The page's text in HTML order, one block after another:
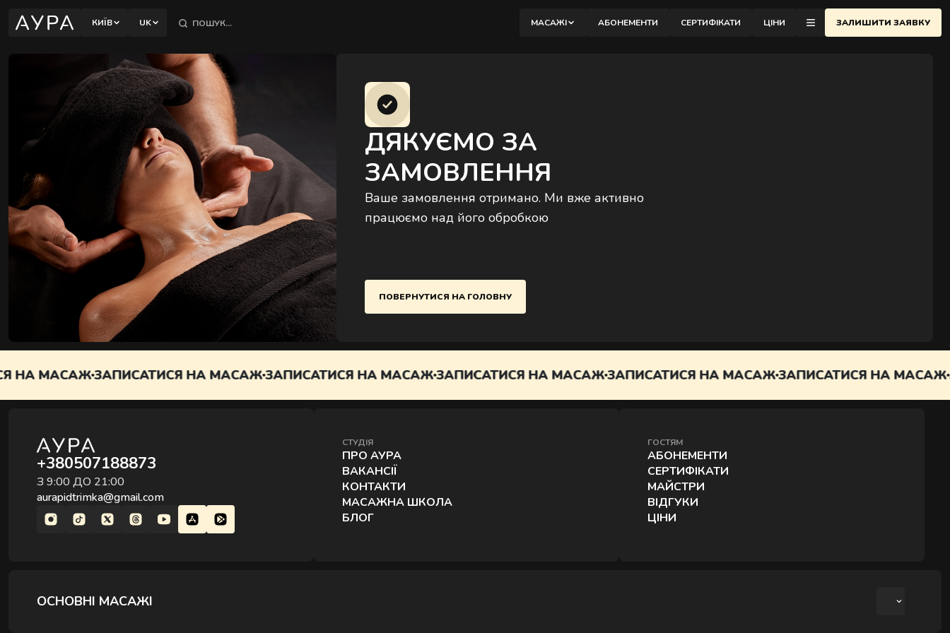
КИЇВ
ПОЛТАВА
ПЕЧЕРСЬКИЙ РАЙОН
вул. Євгена Коновальця, 32Б, Київ
ШЕВЧЕНКІВСЬКИЙ РАЙОН
вул. Назарівська, 1, Київ
UK МАСАЖІ АБОНЕМЕНТИ СЕРТИФІКАТИ ЦІНИ ЗАЛИШИТИ ЗАЯВКУ
ДЯКУЄМО ЗА
ЗАМОВЛЕННЯ
Ваше замовлення отримано. Ми вже активно
працюємо над його обробкою
ПОВЕРНУТИСЯ НА ГОЛОВНУ
НА МАСАЖЗАПИСАТИСЯ НА МАСАЖЗАПИСАТИСЯ НА МАСАЖЗАПИСАТИСЯ НА МАСАЖЗАПИСАТИСЯ НА МАСАЖЗАПИСАТИСЯ НА МАСАЖ
+380507188873
З 9:00 ДО 21:00
aurapidtrimka@gmail.com
СТУДІЯ
ПРО АУРА
ВАКАНСІЇ
КОНТАКТИ
МАСАЖНА ШКОЛА
БЛОГ
ГОСТЯМ
АБОНЕМЕНТИ
СЕРТИФІКАТИ
МАЙСТРИ
ВІДГУКИ
ЦІНИ
ОСНОВНІ МАСАЖІ